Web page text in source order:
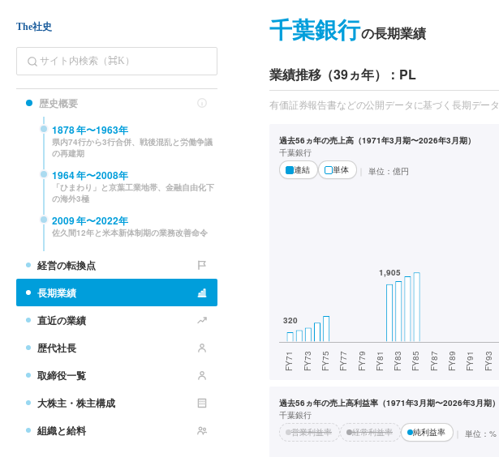
The社史
歴史概要
1878年〜1963年
県内74行から3行合併、戦後混乱と労働争議
の再建期
1964年〜2008年
「ひまわり」と京葉工業地帯、金融自由化下
の海外3極
2009年〜2022年
佐久間12年と米本新体制期の業務改善命令
経営の転換点
長期業績
直近の業績
歴代社長
取締役一覧
大株主・株主構成
組織と給料
千葉銀行の長期業績
業績推移（39ヵ年）：PL
有価証券報告書などの公開データに基づく長期データ
過去56ヵ年の売上高（1971年3月期〜2026年3月期）
千葉銀行
連結
単体 単位： 億円
過去56ヵ年の売上高利益率（1971年3月期〜2026年3月期）
千葉銀行
営業利益率
経常利益率 純利益率 単位：%